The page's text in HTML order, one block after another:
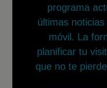
programa
últimas
móvil. La
planificar tu
que no te